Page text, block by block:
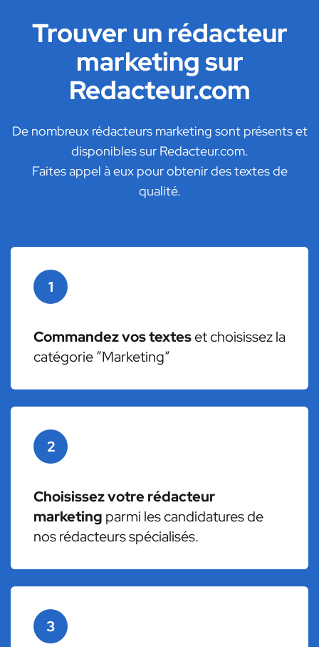
Trouver un rédacteur
marketing sur
Redacteur.com
De nombreux rédacteurs marketing sont présents et
disponibles sur Redacteur.com.
Faites appel à eux pour obtenir des textes de
qualité.
1
Commandez vos texteset choisissez la
catégorie “Marketing”
2
Choisissez votre rédacteur
marketing parmi les candidatures de
nos rédacteurs spécialisés.
3